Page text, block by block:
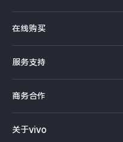
Y系列
iQOO手机
在线购买
选购配件
订单查询
服务支持
查找手机
商务合作
关于vivo